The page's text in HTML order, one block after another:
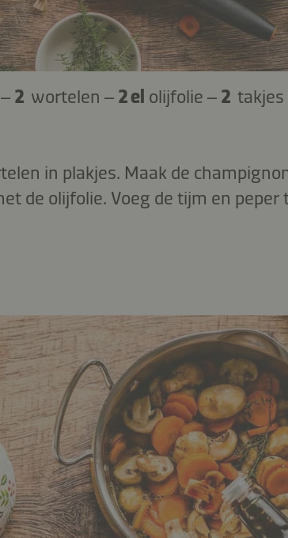
2 wortelen – 2 el olijfolie – 2
in plakjes. Maak de
de olijfolie. Voeg de tijm en peper